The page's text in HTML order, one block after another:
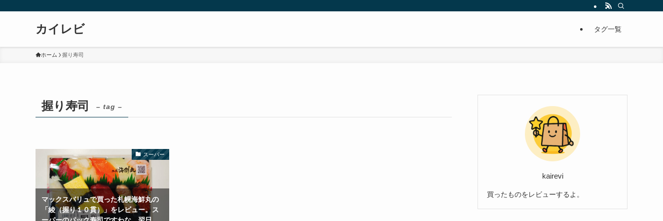
カイレビ タグ一覧
ホーム 握り寿司
握り寿司 – tag –
スーパー
マックスバリュで買った札幌海鮮丸の
「綾（握り１０貫）」をレビュー。ス
kairevi
買ったものをレビューするよ。